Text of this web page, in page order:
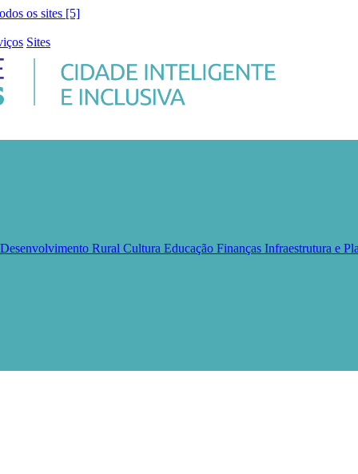
os sites [5]
Sites
Rural Cultura Educação Finanças Infraestrutura e